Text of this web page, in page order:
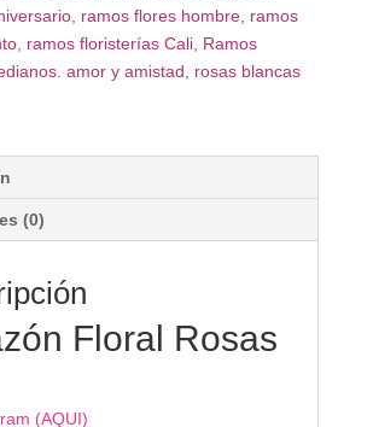
, ramos flores hombre, ramos
, ramos floristerías Cali, Ramos
amor y amistad, rosas blancas
(0)
Floral Rosas
(AQUI)